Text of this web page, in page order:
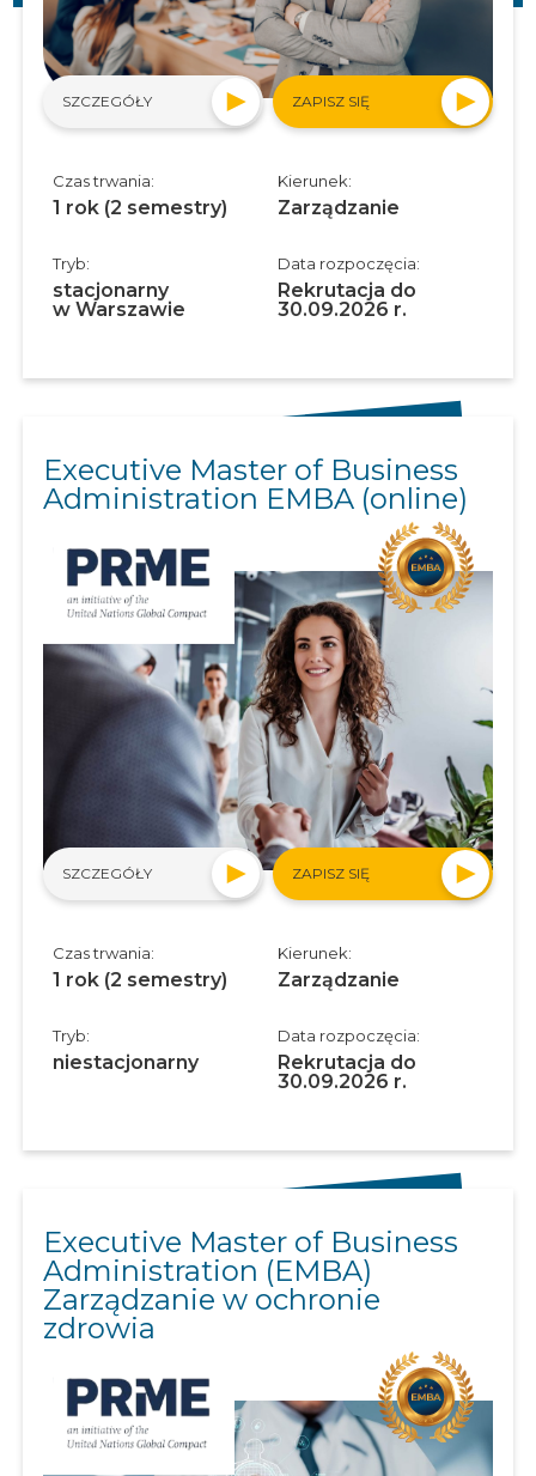
SZCZEGÓŁY ZAPISZ SIĘ
Czas trwania:
1 rok (2 semestry)
Kierunek:
Zarządzanie
Tryb:
stacjonarny
w Warszawie
Data rozpoczęcia:
Rekrutacja do
30.09.2026 r.
Executive Master of Business
Administration EMBA (online)
SZCZEGÓŁY ZAPISZ SIĘ
Czas trwania:
1 rok (2 semestry)
Kierunek:
Zarządzanie
Tryb:
niestacjonarny
Data rozpoczęcia:
Rekrutacja do
30.09.2026 r.
Executive Master of Business
Administration (EMBA)
Zarządzanie w ochronie
zdrowia